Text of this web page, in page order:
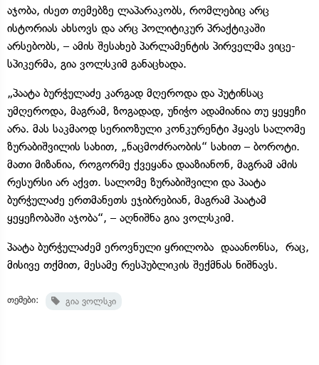
აჯობა, ისეთ თემებზე ლაპარაკობს, რომლებიც არც
ისტორიას ახსოვს და არც პოლიტიკურ პრაქტიკაში
არსებობს, – ამის შესახებ პარლამენტის პირველმა ვიცე-
სპიკერმა, გია ვოლსკიმ განაცხადა.
„პაატა ბურჭულაძე კარგად მღეროდა და პუტინსაც
უმღეროდა, მაგრამ, ზოგადად, უნიჭო ადამიანია თუ ყეყეჩი
არა. მას საკმაოდ სერიოზული კონკურენტი ჰყავს სალომე
ზურაბიშვილის სახით, „ნაცმოძრაობის“ სახით – ბოროტი.
მათი მიზანია, როგორმე ქვეყანა დააზიანონ, მაგრამ ამის
რესურსი არ აქვთ. სალომე ზურაბიშვილი და პაატა
ბურჭულაძე ერთმანეთს ეჯიბრებიან, მაგრამ პაატამ
ყეყეჩობაში აჯობა“, – აღნიშნა გია ვოლსკიმ.
პაატა ბურჭულაძემ ეროვნული ყრილობა დააანონსა, რაც,
მისივე თქმით, მესამე რესპუბლიკის შექმნას ნიშნავს.
თემები: გია ვოლსკი